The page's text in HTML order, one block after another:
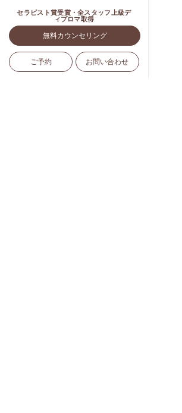
セラピスト賞受賞・全スタッフ上級デ
ィプロマ取得
無料カウンセリング
ご予約 お問い合わせ